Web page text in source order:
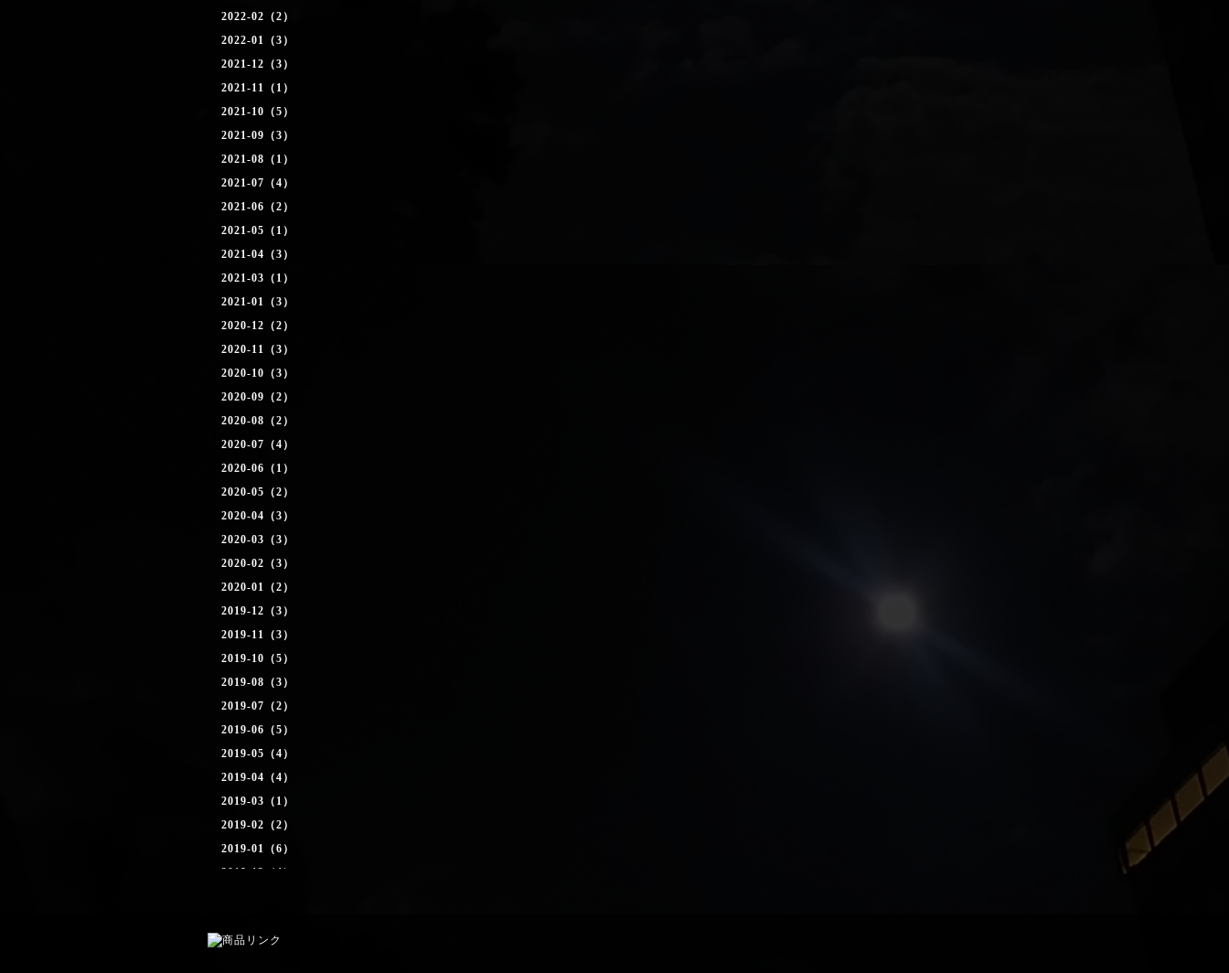
2022-02（2）
2022-01（3）
2021-12（3）
2021-11（1）
2021-10（5）
2021-09（3）
2021-08（1）
2021-07（4）
2021-06（2）
2021-05（1）
2021-04（3）
2021-03（1）
2021-01（3）
2020-12（2）
2020-11（3）
2020-10（3）
2020-09（2）
2020-08（2）
2020-07（4）
2020-06（1）
2020-05（2）
2020-04（3）
2020-03（3）
2020-02（3）
2020-01（2）
2019-12（3）
2019-11（3）
2019-10（5）
2019-08（3）
2019-07（2）
2019-06（5）
2019-05（4）
2019-04（4）
2019-03（1）
2019-02（2）
2019-01（6）
2018-12（4）
2018-09（1）